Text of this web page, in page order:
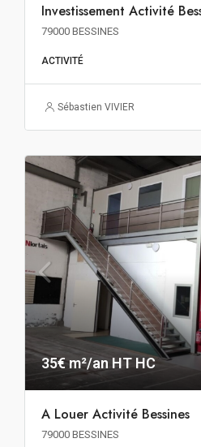
Investissement Activité
79000 BESSINES
ACTIVITÉ
Sébastien VIVIER
35€ m²/an HT HC
A Louer Activité Bessines
79000 BESSINES